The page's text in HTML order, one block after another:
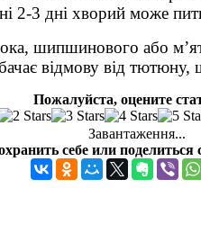
2-3 дні хворий може
шипшинового або
відмову від тютюну,
Пожалуйста, оцените
Завантаження...
себе или поделиться